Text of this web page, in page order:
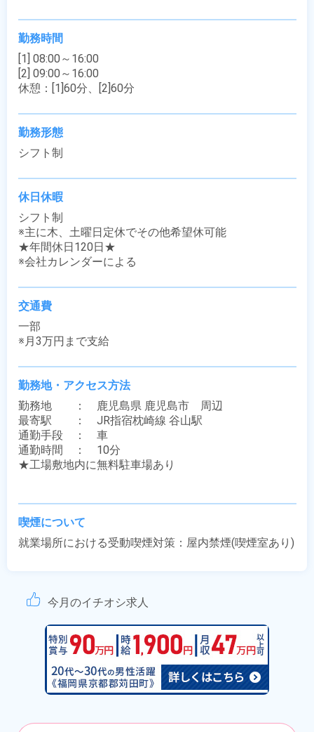
勤務時間
[1] 08:00～16:00
[2] 09:00～16:00
休憩：[1]60分、[2]60分
勤務形態
シフト制
休日休暇
シフト制
※主に木、土曜日定休でその他希望休可能
★年間休日120日★
※会社カレンダーによる
交通費
一部
※月3万円まで支給
勤務地・アクセス方法
勤務地　　：　鹿児島県 鹿児島市　周辺
最寄駅　　：　JR指宿枕崎線 谷山駅
通勤手段　：　車
通勤時間　：　10分
★工場敷地内に無料駐車場あり
喫煙について
就業場所における受動喫煙対策：屋内禁煙(喫煙室あり)
今月のイチオシ求人